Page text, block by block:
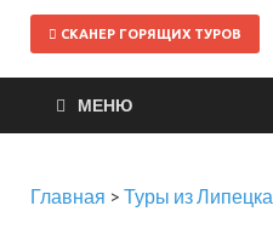
СКАНЕР ГОРЯЩИХ ТУРОВ
МЕНЮ
Главная > Туры из Липецка